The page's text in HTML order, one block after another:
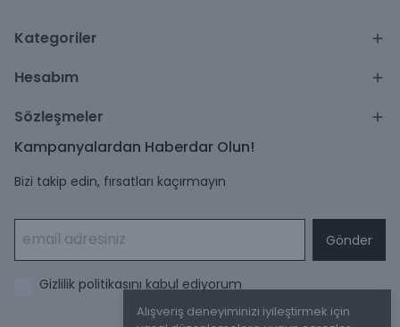
Alışveriş deneyiminizi iyileştirmek için
Kategoriler
Hesabım
Sözleşmeler
Kampanyalardan Haberdar Olun!
Bizi takip edin, fırsatları kaçırmayın
Gönder
Gizlilik politikasını kabul ediyorum